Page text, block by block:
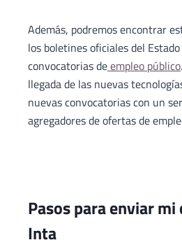
Además, podremos encontrar
los boletines oficiales del
convocatorias deempleo público
llegada de las nuevas
nuevas convocatorias con un
agregadores de ofertas de
Pasos para enviar
Inta